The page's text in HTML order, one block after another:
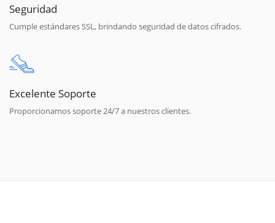
Seguridad
Cumple estándares SSL, brindando seguridad de datos cifrados.
Excelente Soporte
Proporcionamos soporte 24/7 a nuestros clientes.